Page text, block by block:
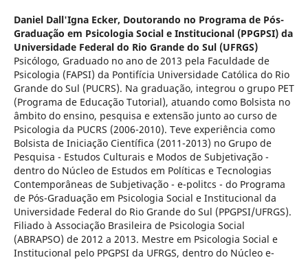
Daniel Dall'Igna Ecker, Doutorando no Programa de Pós-
Graduação em Psicologia Social e Institucional (PPGPSI) da
Universidade Federal do Rio Grande do Sul (UFRGS)
Psicólogo, Graduado no ano de 2013 pela Faculdade de
Psicologia (FAPSI) da Pontifícia Universidade Católica do Rio
Grande do Sul (PUCRS). Na graduação, integrou o grupo PET
(Programa de Educação Tutorial), atuando como Bolsista no
âmbito do ensino, pesquisa e extensão junto ao curso de
Psicologia da PUCRS (2006-2010). Teve experiência como
Bolsista de Iniciação Científica (2011-2013) no Grupo de
Pesquisa - Estudos Culturais e Modos de Subjetivação -
dentro do Núcleo de Estudos em Políticas e Tecnologias
Contemporâneas de Subjetivação - e-politcs - do Programa
de Pós-Graduação em Psicologia Social e Institucional da
Universidade Federal do Rio Grande do Sul (PPGPSI/UFRGS).
Filiado à Associação Brasileira de Psicologia Social
(ABRAPSO) de 2012 a 2013. Mestre em Psicologia Social e
Institucional pelo PPGPSI da UFRGS, dentro do Núcleo e-